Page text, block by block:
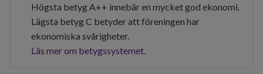
Högsta betyg A++ innebär en mycket god ekonomi.
Lägsta betyg C betyder att föreningen har
ekonomiska svårigheter.
Läs mer om betygssystemet.